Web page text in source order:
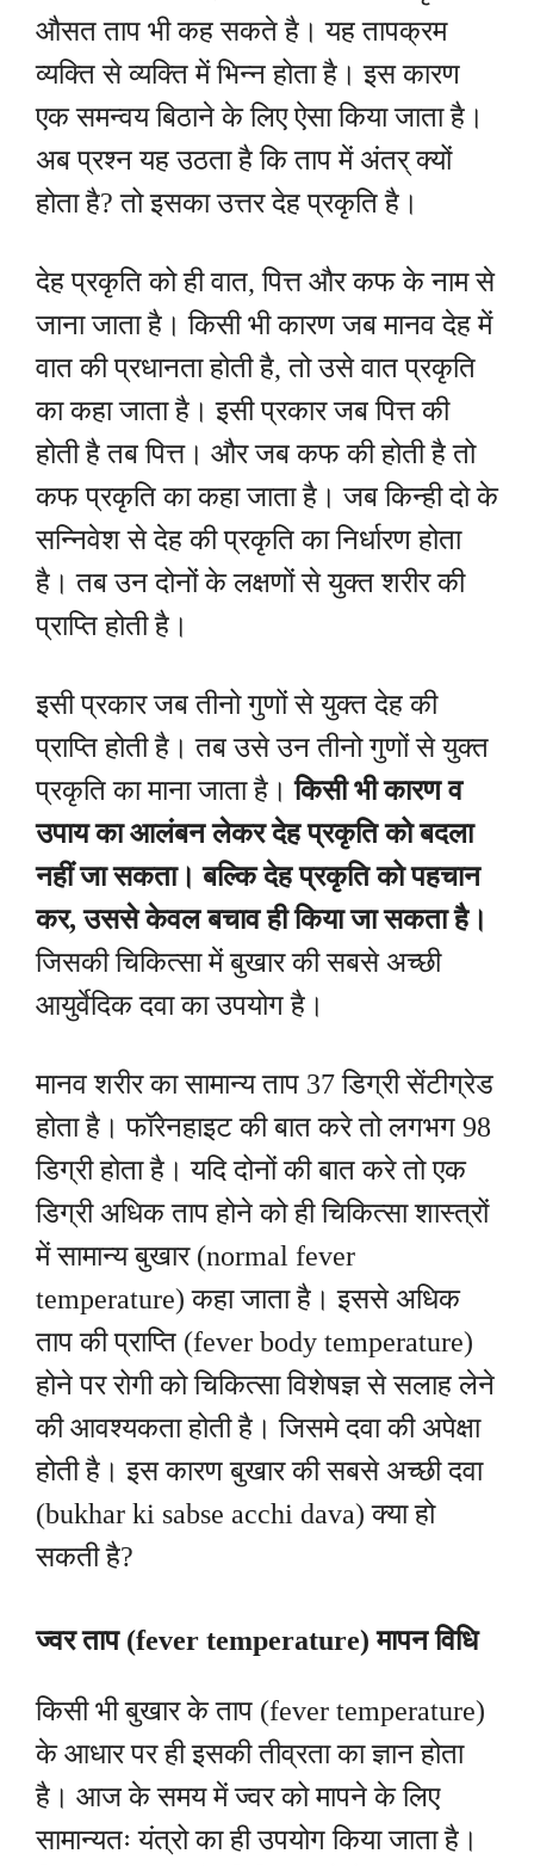
औसत ताप भी कह सकते है। यह तापक्रम
व्यक्ति से व्यक्ति में भिन्न होता है। इस कारण
एक समन्वय बिठाने के लिए ऐसा किया जाता है।
अब प्रश्न यह उठता है कि ताप में अंतर् क्यों
होता है? तो इसका उत्तर देह प्रकृति है।
देह प्रकृति को ही वात, पित्त और कफ के नाम से
जाना जाता है। किसी भी कारण जब मानव देह में
वात की प्रधानता होती है, तो उसे वात प्रकृति
का कहा जाता है। इसी प्रकार जब पित्त की
होती है तब पित्त। और जब कफ की होती है तो
कफ प्रकृति का कहा जाता है। जब किन्ही दो के
सन्निवेश से देह की प्रकृति का निर्धारण होता
है। तब उन दोनों के लक्षणों से युक्त शरीर की
प्राप्ति होती है।
इसी प्रकार जब तीनो गुणों से युक्त देह की
प्राप्ति होती है। तब उसे उन तीनो गुणों से युक्त
प्रकृति का माना जाता है।किसी भी कारण व
उपाय का आलंबन लेकर देह प्रकृति को बदला
नहीं जा सकता। बल्कि देह प्रकृति को पहचान
कर, उससे केवल बचाव ही किया जा सकता है।
जिसकी चिकित्सा में बुखार की सबसे अच्छी
आयुर्वेदिक दवा का उपयोग है।
मानव शरीर का सामान्य ताप 37 डिग्री सेंटीग्रेड
होता है। फॉरेनहाइट की बात करे तो लगभग 98
डिग्री होता है। यदि दोनों की बात करे तो एक
डिग्री अधिक ताप होने को ही चिकित्सा शास्त्रों
में सामान्य बुखार (normal fever
temperature) कहा जाता है। इससे अधिक
ताप की प्राप्ति (fever body temperature)
होने पर रोगी को चिकित्सा विशेषज्ञ से सलाह लेने
की आवश्यकता होती है। जिसमे दवा की अपेक्षा
होती है। इस कारण बुखार की सबसे अच्छी दवा
(bukhar ki sabse acchi dava) क्या हो
सकती है?
ज्वर ताप (fever temperature) मापन विधि
किसी भी बुखार के ताप (fever temperature)
के आधार पर ही इसकी तीव्रता का ज्ञान होता
है। आज के समय में ज्वर को मापने के लिए
सामान्यतः यंत्रो का ही उपयोग किया जाता है।